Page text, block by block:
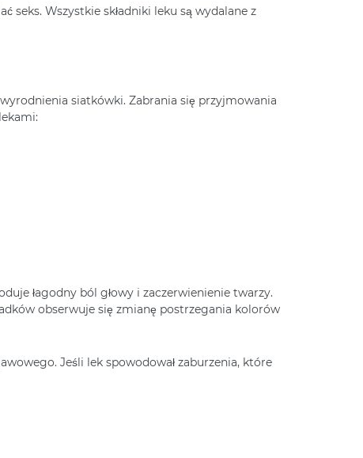
Wszystkie składniki leku są wydalane z
siatkówki. Zabrania się przyjmowania
łagodny ból głowy i zaczerwienienie twarzy.
obserwuje się zmianę postrzegania kolorów
Jeśli lek spowodował zaburzenia, które